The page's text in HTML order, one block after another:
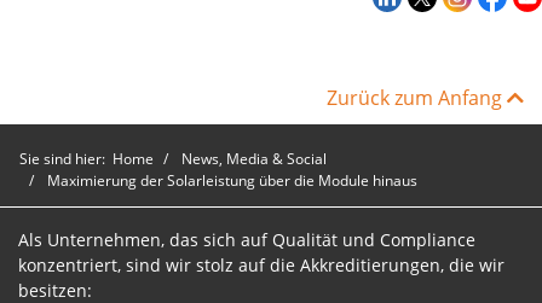
Zurück zum Anfang
Sie sind hier: Home
News, Media & Social
Maximierung der Solarleistung über die Module hinaus
Als Unternehmen, das sich auf Qualität und Compliance
konzentriert, sind wir stolz auf die Akkreditierungen, die wir
besitzen: